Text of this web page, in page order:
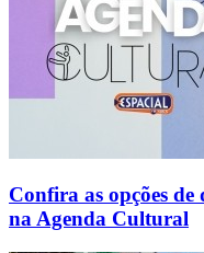
Confira as opções
na Agenda Cultural